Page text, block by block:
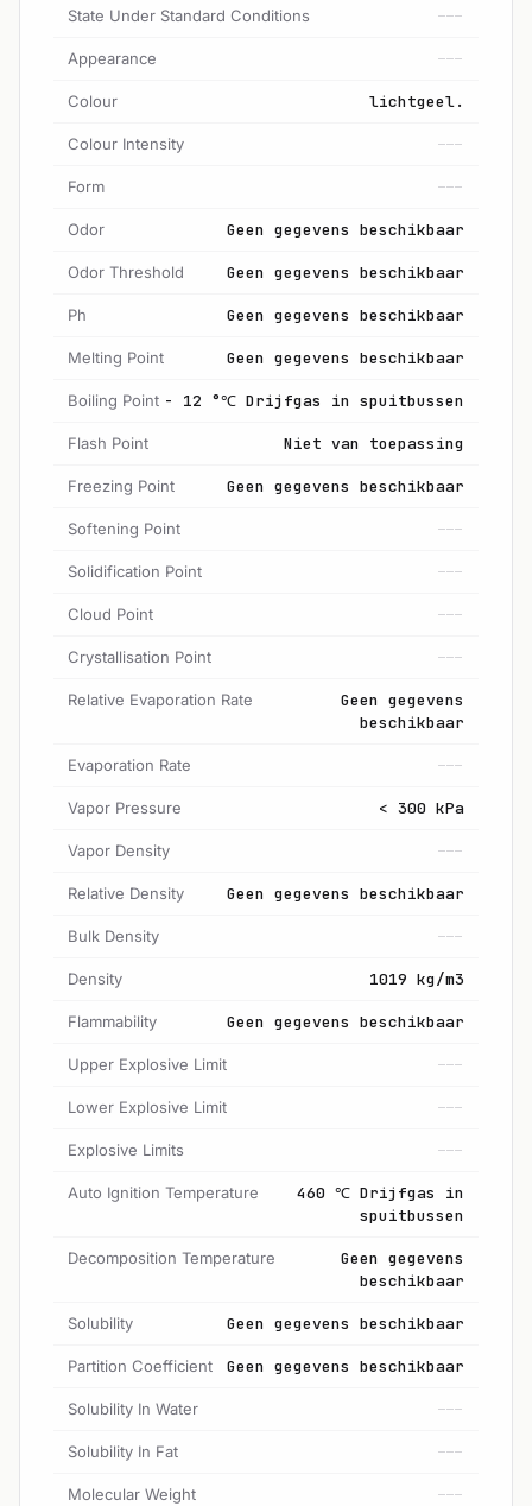
State Under Standard Conditions ---
Appearance ---
Colour lichtgeel.
Colour Intensity ---
Form ---
Odor Geen gegevens beschikbaar
Odor Threshold Geen gegevens beschikbaar
Ph Geen gegevens beschikbaar
Melting Point Geen gegevens beschikbaar
Boiling Point - 12 °℃ Drijfgas in spuitbussen
Flash Point Niet van toepassing
Freezing Point Geen gegevens beschikbaar
Softening Point ---
Solidification Point ---
Cloud Point ---
Crystallisation Point ---
Relative Evaporation Rate
Geen gegevens
beschikbaar
Evaporation Rate ---
Vapor Pressure < 300 kPa
Vapor Density ---
Relative Density Geen gegevens beschikbaar
Bulk Density ---
Density 1019 kg/m3
Flammability Geen gegevens beschikbaar
Upper Explosive Limit ---
Lower Explosive Limit ---
Explosive Limits ---
Auto Ignition Temperature
460 ℃ Drijfgas in
spuitbussen
Decomposition Temperature
Geen gegevens
beschikbaar
Solubility Geen gegevens beschikbaar
Partition Coefficient Geen gegevens beschikbaar
Solubility In Water ---
Solubility In Fat ---
Molecular Weight ---